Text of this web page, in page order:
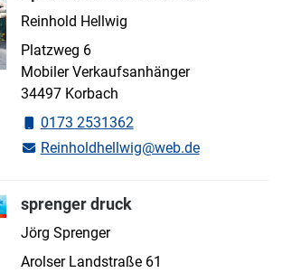
Reinhold Hellwig
Platzweg 6
Mobiler Verkaufsanhänger
34497 Korbach
0173 2531362
Reinholdhellwig@web.de
sprenger druck
Jörg Sprenger
Arolser Landstraße 61